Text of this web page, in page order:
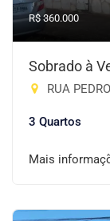
R$ 360.000
Sobrado à
RUA
3 Quartos
Mais